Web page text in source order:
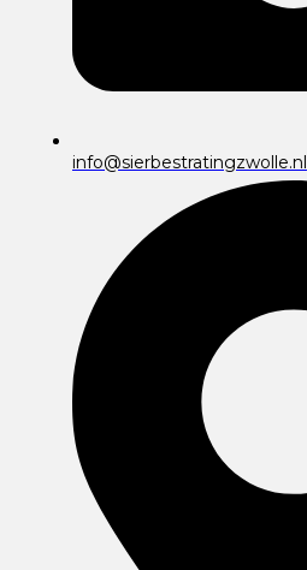
info@sierbestratingzwolle.nl